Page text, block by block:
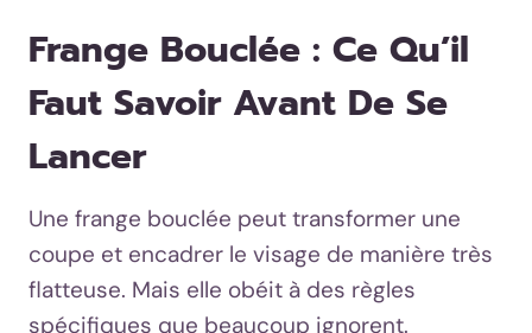
Frange Bouclée : Ce Qu’il
Faut Savoir Avant De Se
Lancer
Une frange bouclée peut transformer une
coupe et encadrer le visage de manière très
flatteuse. Mais elle obéit à des règles
spécifiques que beaucoup ignorent.